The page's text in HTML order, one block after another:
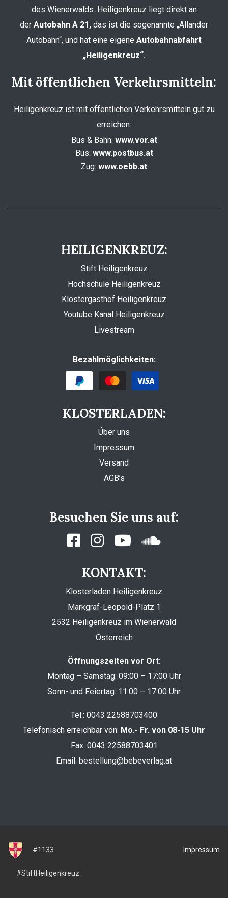
des Wienerwalds. Heiligenkreuz liegt direkt an
der Autobahn A 21, das ist die sogenannte „Allander
Autobahn“, und hat eine eigene Autobahnabfahrt
„Heiligenkreuz“.
Mit öffentlichen Verkehrsmitteln:
Heiligenkreuz ist mit öffentlichen Verkehrsmitteln gut zu
erreichen:
Bus & Bahn: www.vor.at
Bus: www.postbus.at
Zug: www.oebb.at
HEILIGENKREUZ:
Stift Heiligenkreuz
Hochschule Heiligenkreuz
Klostergasthof Heiligenkreuz
Youtube Kanal Heiligenkreuz
Livestream
Bezahlmöglichkeiten:
KLOSTERLADEN:
Über uns
Impressum
Versand
AGB’s
Besuchen Sie uns auf:
KONTAKT:
Klosterladen Heiligenkreuz
Markgraf-Leopold-Platz 1
2532 Heiligenkreuz im Wienerwald
Österreich
Öffnungszeiten vor Ort:
Montag – Samstag: 09:00 – 17:00 Uhr
Sonn- und Feiertag: 11:00 – 17:00 Uhr
Tel.: 0043 22588703400
Telefonisch erreichbar von: Mo.- Fr. von 08-15 Uhr
Fax: 0043 22588703401
Email: bestellung@bebeverlag.at
#1133
#StiftHeiligenkreuz
Impressum